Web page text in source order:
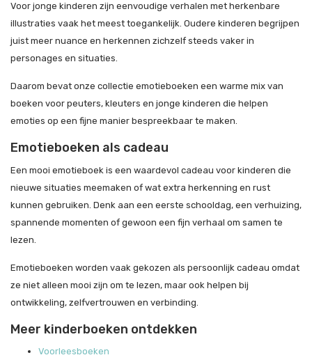
Voor jonge kinderen zijn eenvoudige verhalen met herkenbare
illustraties vaak het meest toegankelijk. Oudere kinderen begrijpen
juist meer nuance en herkennen zichzelf steeds vaker in
personages en situaties.
Daarom bevat onze collectie emotieboeken een warme mix van
boeken voor peuters, kleuters en jonge kinderen die helpen
emoties op een fijne manier bespreekbaar te maken.
Emotieboeken als cadeau
Een mooi emotieboek is een waardevol cadeau voor kinderen die
nieuwe situaties meemaken of wat extra herkenning en rust
kunnen gebruiken. Denk aan een eerste schooldag, een verhuizing,
spannende momenten of gewoon een fijn verhaal om samen te
lezen.
Emotieboeken worden vaak gekozen als persoonlijk cadeau omdat
ze niet alleen mooi zijn om te lezen, maar ook helpen bij
ontwikkeling, zelfvertrouwen en verbinding.
Meer kinderboeken ontdekken
Voorleesboeken